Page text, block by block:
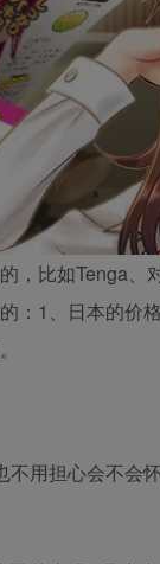
，比如Tenga
：1、日本的价
用担心会不会